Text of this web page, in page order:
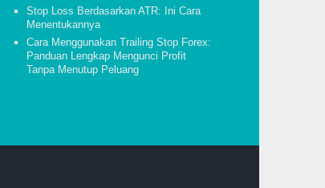
Stop Loss Berdasarkan ATR: Ini Cara
Menentukannya
Cara Menggunakan Trailing Stop Forex:
Panduan Lengkap Mengunci Profit
Tanpa Menutup Peluang